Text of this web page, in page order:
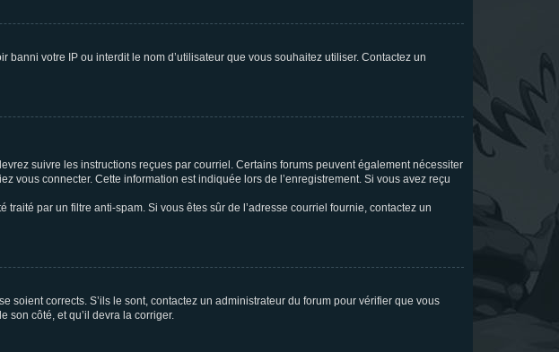
banni votre IP ou interdit le nom d’utilisateur que vous souhaitez utiliser. Contactez un
suivre les instructions reçues par courriel. Certains forums peuvent également nécessiter
vous connecter. Cette information est indiquée lors de l’enregistrement. Si vous avez reçu
par un filtre anti-spam. Si vous êtes sûr de l’adresse courriel fournie, contactez un
soient corrects. S’ils le sont, contactez un administrateur du forum pour vérifier que vous
son côté, et qu’il devra la corriger.